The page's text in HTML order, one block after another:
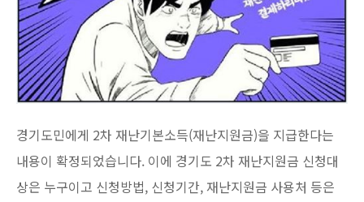
경기도민에게 2차 재난기본소득(재난지원금)을 지급한다는
내용이 확정되었습니다. 이에 경기도 2차 재난지원금 신청대
상은 누구이고 신청방법, 신청기간, 재난지원금 사용처 등은